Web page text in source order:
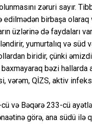
zəruri sayır.
birbaşa olaraq
üzlərinə də faydaları
yumurtalıq və
biridir, çünki
bəzi hallarda
vərəm, QİZS, aktiv
və Bəqərə 233-cü
görə, ana südü ilə